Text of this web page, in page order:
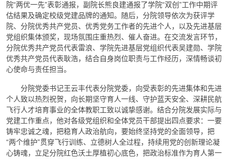
院“两优一先”表彰通报，副院长熊良建通报了学院“双创”工作中期评
估结果及确定校级党建品牌的通知。随后，分院领导依次为获评学
院、分院优秀共产党员、优秀党务工作者的先进个人，以及先进基层
党组织集体颁奖，现场氛围庄重热烈、催人奋进。在交流发言环节，
分院优秀共产党员代表雷浪、学院先进基层党组织代表吴建勋、学院
优秀共产党员代表耿浩，结合自身岗位职责与工作经历，深情畅谈初
心使命与责任担当。
分院党委书记王云丰代表分院党委，向受表彰的先进集体和先进
个人致以热烈祝贺，向长期坚守育人一线、守护蓝天安全、深耕民航
飞行人才培育事业的全体教职工致以诚挚感谢。结合分院发展实际与
党建工作重点，他对各级党组织和全体党员干部提出四点要求：一要
铸牢忠诚之魂，把稳育人政治航向，要始终坚持党的全面领导，把
“两个维护”贯穿飞行训练、立德树人全过程，持续用党的创新理论凝
心铸魂，立足分院红色沃土厚植初心底色，把政治标准作为育人第一